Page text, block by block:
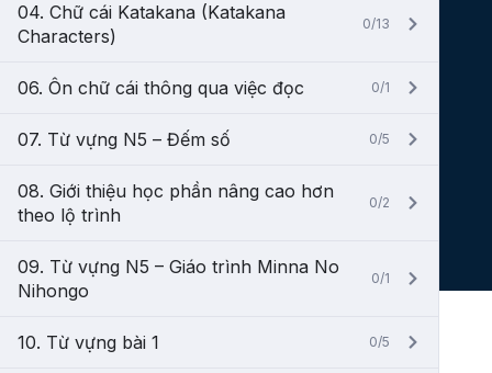
04. Chữ cái Katakana (Katakana
Characters)
0/13
06. Ôn chữ cái thông qua việc đọc 0/1
07. Từ vựng N5 – Đếm số 0/5
08. Giới thiệu học phần nâng cao hơn
theo lộ trình
0/2
09. Từ vựng N5 – Giáo trình Minna No
Nihongo
0/1
10. Từ vựng bài 1 0/5